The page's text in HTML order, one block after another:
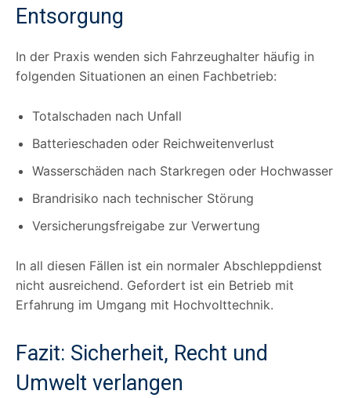
Entsorgung
In der Praxis wenden sich Fahrzeughalter häufig in
folgenden Situationen an einen Fachbetrieb:
Totalschaden nach Unfall
Batterieschaden oder Reichweitenverlust
Wasserschäden nach Starkregen oder Hochwasser
Brandrisiko nach technischer Störung
Versicherungsfreigabe zur Verwertung
In all diesen Fällen ist ein normaler Abschleppdienst
nicht ausreichend. Gefordert ist ein Betrieb mit
Erfahrung im Umgang mit Hochvolttechnik.
Fazit: Sicherheit, Recht und
Umwelt verlangen